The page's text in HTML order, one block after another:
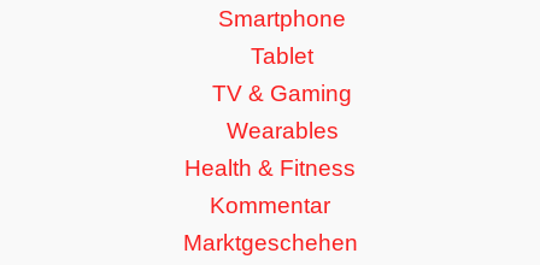
Smartphone
Tablet
TV & Gaming
Wearables
Health & Fitness
Kommentar
Marktgeschehen